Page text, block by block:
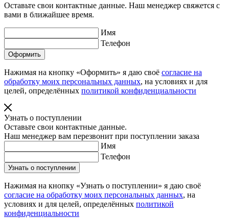
Оставьте свои контактные данные. Наш менеджер свяжется с
вами в ближайшее время.
Имя
Телефон
Нажимая на кнопку «Оформить» я даю своё согласие на
обработку моих персональных данных, на условиях и для
целей, определённых политикой конфиденциальности
Узнать о поступлении
Оставьте свои контактные данные.
Наш менеджер вам перезвонит при поступлении заказа
Имя
Телефон
Нажимая на кнопку «Узнать о поступлении» я даю своё
согласие на обработку моих персональных данных, на
условиях и для целей, определённых политикой
конфиденциальности